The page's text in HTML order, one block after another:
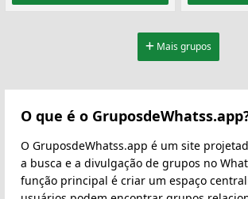
Mais grupos
O que é o
O GruposdeWhatss.app é um site
a busca e a divulgação de grupos no
função principal é criar um espaço